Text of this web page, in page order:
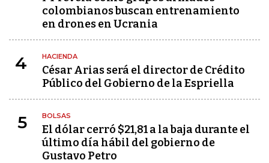
colombianos buscan entrenamiento
en drones en Ucrania
4 HACIENDA
César Arias será el director de Crédito
Público del Gobierno de la Espriella
5 BOLSAS
El dólar cerró $21,81 a la baja durante el
último día hábil del gobierno de
Gustavo Petro